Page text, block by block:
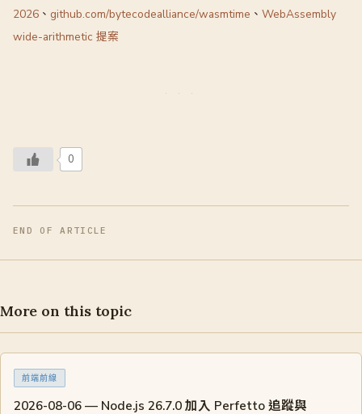
2026 、 github.com/bytecodealliance/wasmtime 、 WebAssembly
wide-arithmetic 提案
0
END OF ARTICLE
More on this topic
前端前線
2026-08-06 — Node.js 26.7.0 加入 Perfetto 追蹤與